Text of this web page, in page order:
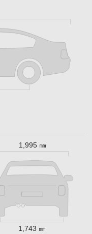
1,995 ㎜
1,743 ㎜